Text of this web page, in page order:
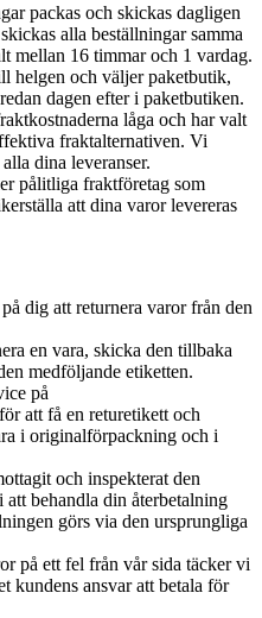
packas och skickas dagligen
alla beställningar samma
mellan 16 timmar och 1 vardag.
helgen och väljer paketbutik,
dagen efter i paketbutiken.
låga och har valt
fraktalternativen. Vi
dina leveranser.
pålitliga fraktföretag som
att dina varor levereras
dig att returnera varor från den
en vara, skicka den tillbaka
medföljande etiketten.
på
att få en returetikett och
i originalförpackning och i
och inspekterat den
behandla din återbetalning
görs via den ursprungliga
på ett fel från vår sida täcker vi
kundens ansvar att betala för